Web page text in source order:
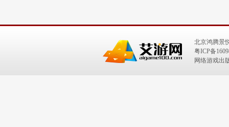
北京鸿腾景
粤ICP备
网络游戏出